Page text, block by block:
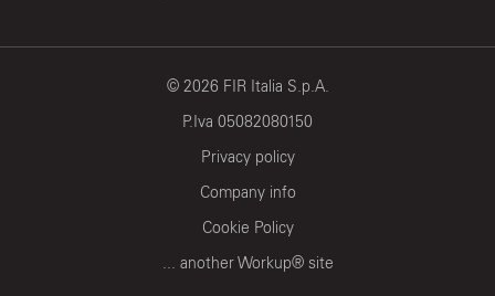
© 2026 FIR Italia S.p.A.
P.Iva 05082080150
Privacy policy
Company info
Cookie Policy
... another Workup® site